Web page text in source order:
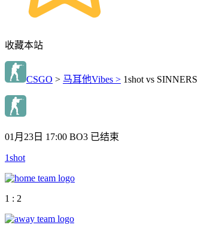
收藏本站
CSGO > 马耳他Vibes > 1shot vs SINNERS
01月23日 17:00 BO3 已结束
1shot
1 : 2